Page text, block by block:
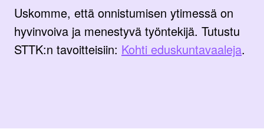
Uskomme, että onnistumisen ytimessä on
hyvinvoiva ja menestyvä työntekijä. Tutustu
STTK:n tavoitteisiin: Kohti eduskuntavaaleja.